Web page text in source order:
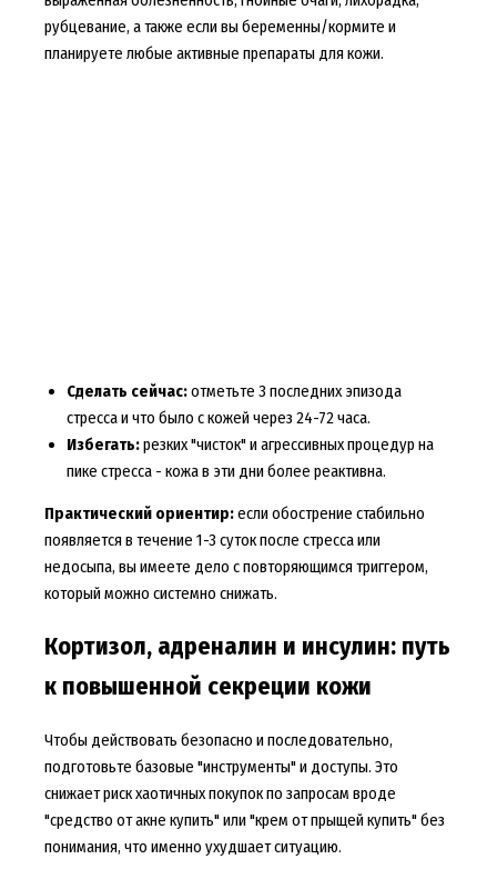
рубцевание, а также если вы беременны/кормите и
планируете любые активные препараты для кожи.
Сделать сейчас:отметьте 3 последних эпизода
стресса и что было с кожей через 24-72 часа.
Избегать:резких "чисток" и агрессивных процедур на
пике стресса - кожа в эти дни более реактивна.
Практический ориентир:если обострение стабильно
появляется в течение 1-3 суток после стресса или
недосыпа, вы имеете дело с повторяющимся триггером,
который можно системно снижать.
Кортизол, адреналин и инсулин: путь
к повышенной секреции кожи
Чтобы действовать безопасно и последовательно,
подготовьте базовые "инструменты" и доступы. Это
снижает риск хаотичных покупок по запросам вроде
"средство от акне купить" или "крем от прыщей купить" без
понимания, что именно ухудшает ситуацию.